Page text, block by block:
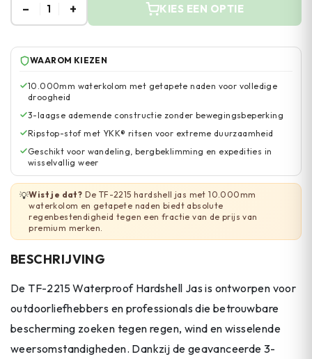
– 1 + KIES EEN OPTIE
WAAROM KIEZEN
10.000mm waterkolom met getapete naden voor volledige
droogheid
3-laagse ademende constructie zonder bewegingsbeperking
Ripstop-stof met YKK® ritsen voor extreme duurzaamheid
Geschikt voor wandeling, bergbeklimming en expedities in
wisselvallig weer
💡Wist je dat? De TF-2215 hardshell jas met 10.000mm
waterkolom en getapete naden biedt absolute
regenbestendigheid tegen een fractie van de prijs van
premium merken.
BESCHRIJVING
De TF-2215 Waterproof Hardshell Jas is ontworpen voor
outdoorliefhebbers en professionals die betrouwbare
bescherming zoeken tegen regen, wind en wisselende
weersomstandigheden. Dankzij de geavanceerde 3-